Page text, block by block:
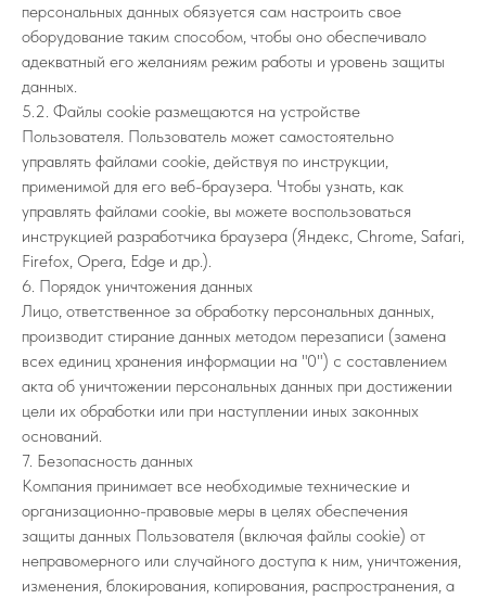
персональных данных обязуется сам настроить свое
оборудование таким способом, чтобы оно обеспечивало
адекватный его желаниям режим работы и уровень защиты
данных.
5.2. Файлы cookie размещаются на устройстве
Пользователя. Пользователь может самостоятельно
управлять файлами cookie, действуя по инструкции,
применимой для его веб-браузера. Чтобы узнать, как
управлять файлами cookie, вы можете воспользоваться
инструкцией разработчика браузера (Яндекс, Chrome, Safari,
Firefox, Opera, Edge и др.).
6. Порядок уничтожения данных
Лицо, ответственное за обработку персональных данных,
производит стирание данных методом перезаписи (замена
всех единиц хранения информации на "0") с составлением
акта об уничтожении персональных данных при достижении
цели их обработки или при наступлении иных законных
оснований.
7. Безопасность данных
Компания принимает все необходимые технические и
организационно-правовые меры в целях обеспечения
защиты данных Пользователя (включая файлы cookie) от
неправомерного или случайного доступа к ним, уничтожения,
изменения, блокирования, копирования, распространения, а